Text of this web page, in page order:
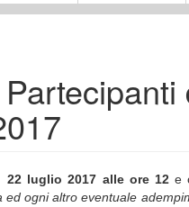
22 luglio 2017 alle ore 12e
ed ogni altro eventuale